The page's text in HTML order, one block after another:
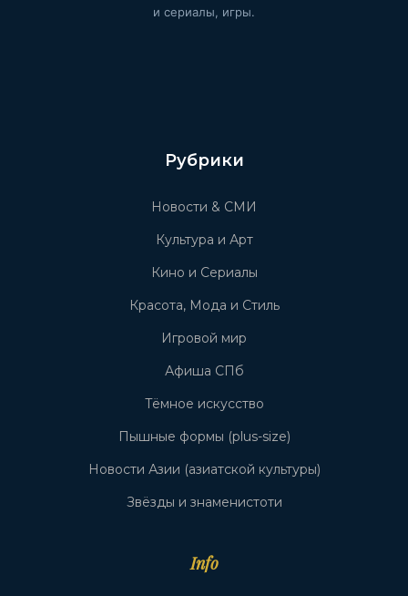
и сериалы, игры.
Рубрики
Новости & СМИ
Культура и Арт
Кино и Сериалы
Красота, Мода и Стиль
Игровой мир
Афиша СПб
Тёмное искусство
Пышные формы (plus-size)
Новости Азии (азиатской культуры)
Звёзды и знаменистоти
Info